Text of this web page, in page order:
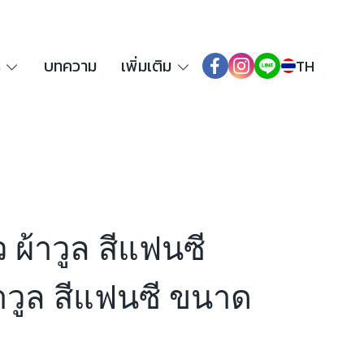
บทความ เพิ่มเติม TH
ผ้าวูล สีแฟนซี
วูล สีแฟนซี ขนาด